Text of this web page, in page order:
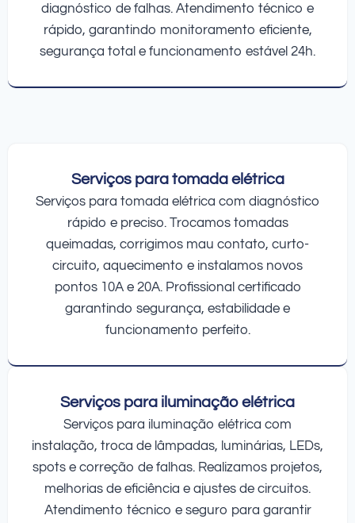
diagnóstico de falhas. Atendimento técnico e
rápido, garantindo monitoramento eficiente,
segurança total e funcionamento estável 24h.
Serviços para tomada elétrica
Serviços para tomada elétrica com diagnóstico
rápido e preciso. Trocamos tomadas
queimadas, corrigimos mau contato, curto-
circuito, aquecimento e instalamos novos
pontos 10A e 20A. Profissional certificado
garantindo segurança, estabilidade e
funcionamento perfeito.
Serviços para iluminação elétrica
Serviços para iluminação elétrica com
instalação, troca de lâmpadas, luminárias, LEDs,
spots e correção de falhas. Realizamos projetos,
melhorias de eficiência e ajustes de circuitos.
Atendimento técnico e seguro para garantir